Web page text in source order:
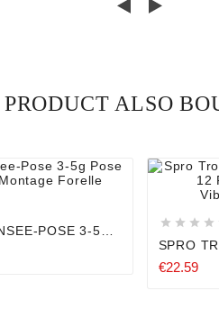
ALSO
 
POSE 3-5G
   
SPRO
ZOCKER
€22.59